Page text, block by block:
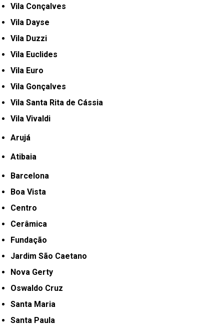
Vila Conçalves
Vila Dayse
Vila Duzzi
Vila Euclides
Vila Euro
Vila Gonçalves
Vila Santa Rita de Cássia
Vila Vivaldi
Arujá
Atibaia
Barcelona
Boa Vista
Centro
Cerâmica
Fundação
Jardim São Caetano
Nova Gerty
Oswaldo Cruz
Santa Maria
Santa Paula